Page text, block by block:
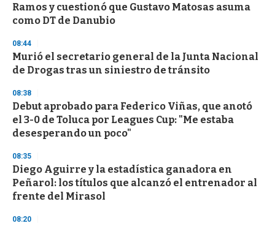
o
n
Ramos y cuestionó que Gustavo Matosas asuma
como DT de Danubio
08:44
Murió el secretario general de la Junta Nacional
de Drogas tras un siniestro de tránsito
08:38
Debut aprobado para Federico Viñas, que anotó
el 3-0 de Toluca por Leagues Cup: "Me estaba
desesperando un poco"
08:35
Diego Aguirre y la estadística ganadora en
Peñarol: los títulos que alcanzó el entrenador al
frente del Mirasol
08:20